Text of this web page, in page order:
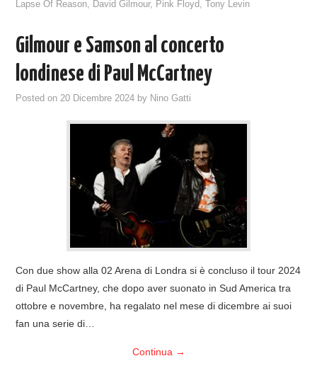
Lapse Of Reason, David Gilmour, Pink Floyd,Tony Levin
Gilmour e Samson al concerto
londinese di Paul McCartney
Posted on20 Dicembre 2024 by Nino Gatti
Con due show alla 02 Arena di Londra si è concluso il tour 2024
di Paul McCartney, che dopo aver suonato in Sud America tra
ottobre e novembre, ha regalato nel mese di dicembre ai suoi
fan una serie di…
Continua →